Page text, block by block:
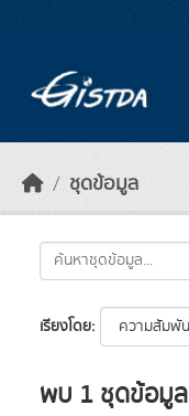
ชุดข้อมูล
เรียงโดย
พบ 1 ชุดข้อมูล